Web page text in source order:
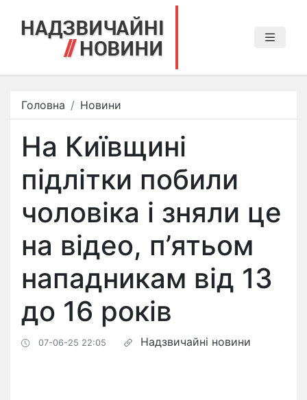
Головна Новини
На Київщині
підлітки побили
чоловіка і зняли це
на відео, п’ятьом
нападникам від 13
до 16 років
07-06-25 22:05 Надзвичайні новини